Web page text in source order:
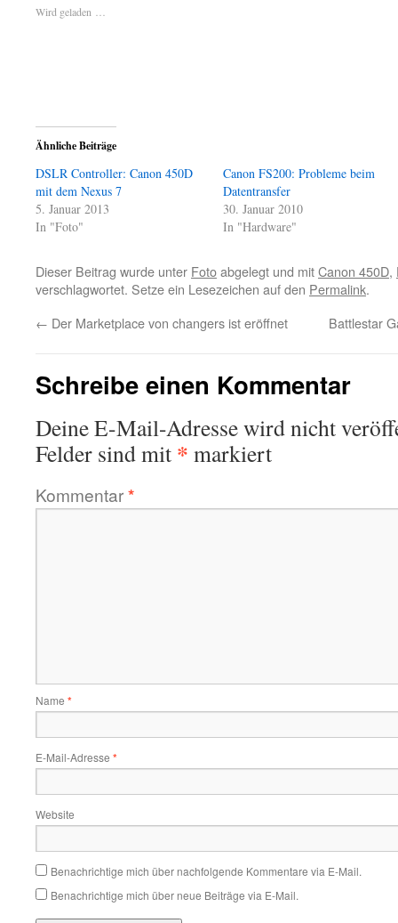
Wird geladen …
Ähnliche Beiträge
DSLR Controller: Canon 450D
mit dem Nexus 7
5. Januar 2013
In "Foto"
Canon FS200: Probleme beim
Datentransfer
30. Januar 2010
In "Hardware"
Dieser Beitrag wurde unter Fotoabgelegt und mitCanon 450D,
verschlagwortet. Setze ein Lesezeichen auf den Permalink.
← Der Marketplace von changers ist eröffnet Battlestar
Schreibe einen Kommentar
Deine E-Mail-Adresse wird nicht
Felder sind mit * markiert
Kommentar*
Name *
E-Mail-Adresse *
Website
Benachrichtige mich über nachfolgende Kommentare via E-Mail.
Benachrichtige mich über neue Beiträge via E-Mail.